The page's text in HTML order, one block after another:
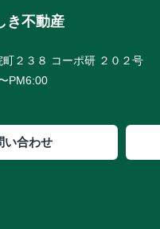
き不動産
２３８ コーポ研 ２０２号
PM6:00
い合わせ